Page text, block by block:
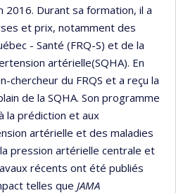
Durant sa formation, il a
et prix, notamment des
- Santé (FRQ-S) et de la
artérielle(SQHA). En
chercheur du FRQS et a reçu la
de la SQHA. Son programme
la prédiction et aux
artérielle et des maladies
pression artérielle centrale et
récents ont été publiés
telles que JAMA